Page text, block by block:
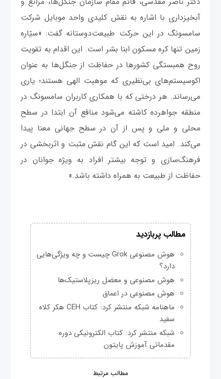
آبخیزداری با اشاره به نقش کلیدی واحد موبایل شرکت
سامسونگ در این حرکت طبیعت‌دوستانه گفت: «سیّاره
زمین تنها کره مسکون ابنا بشر است. این اقدام به تقویت
روح همبستگی‌ کشورها در حفاظت از جنگل‌ها به عنوان
اکوسیستم‌های بی‌نظیری که موهبت الهی هستند؛ یاری
می‌رساند. هر درختی که با همکاری کاربران سامسونگ در
منطقه جواهرده کاشته می‌شود منافع آن ابتدا در سطح
محلی و ملی و پس از آن در سطح جهانی‌ معنا پیدا
می‌کند. امید است که این گام نقش مثبت و اثربخشی در
فرهنگ‌سازی و توجه بیشتر افراد به ویژه جوانان در
حفاظت از طبیعت به همراه داشته باشد.»
مطالب پربازدید
هوش مصنوعی Grok چیست و چه ویژگی‌هایی
دارد؟
هوش مصنوعی و معضل ریزپلاستیک‌ها
هوش مصنوعی در اعماق
ماهنامه شبکه منتشر کرد: کتاب CEH هکر کلاه
سفید
شبکه منتشر کرد: کتاب الکترونیکی دوره
مقدماتی آموزش پایتون
مطالب مرتبط